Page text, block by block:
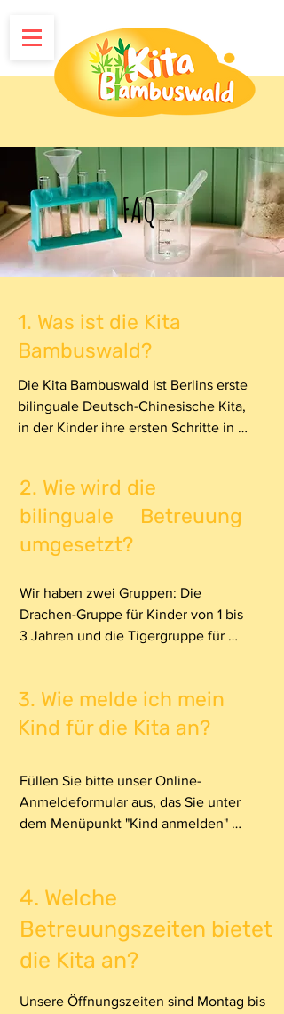
FAQ
1.⁠ ⁠Was ist die Kita
Bambuswald?
Die Kita Bambuswald ist Berlins erste
bilinguale Deutsch-Chinesische Kita,
in der Kinder ihre ersten Schritte in
und bietet eine einzigartige
Bildungs- und Erziehungserfahrung
in den Sprachen Deutsch und
Chinesisch.
2.⁠ ⁠Wie wird die
bilinguale Betreuung
umgesetzt?
Wir haben zwei Gruppen: Die
Drachen-Gruppe für Kinder von 1 bis
3 Jahren und die Tigergruppe für
einem Team aus deutsch- und
mandarinsprachigen Fachkräften
bedeutet, dass die
Sprachkommunikation nach den
Bezugspersonen erfolgt.
3.⁠ ⁠Wie melde ich mein
Kind für die Kita an?
Füllen Sie bitte unser Online-
Anmeldeformular aus, das Sie unter
dem Menüpunkt "Kind anmelden"
nächsten Schritte zu besprechen.
4.⁠ ⁠Welche
Betreuungszeiten bietet
die Kita an?
Unsere Öffnungszeiten sind Montag bis